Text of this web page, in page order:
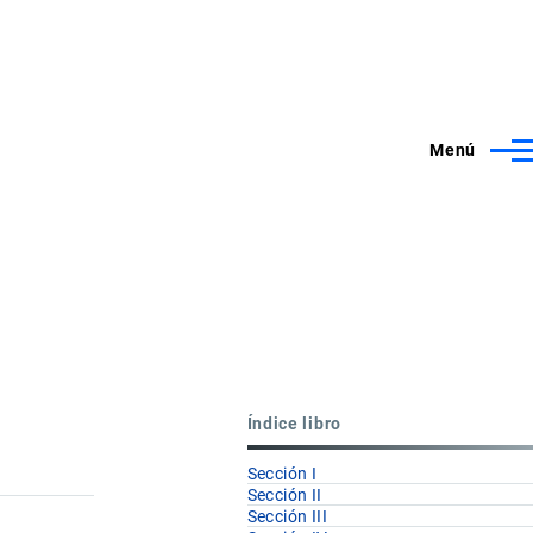
Menú
Índice libro
Sección I
Sección II
Sección III